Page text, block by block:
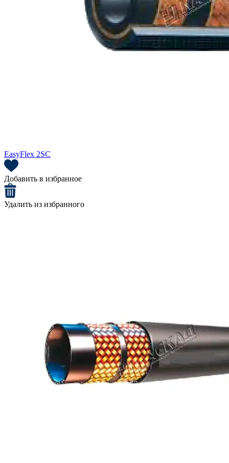
EasyFlex 2SC
Добавить в избранное
Удалить из избранного